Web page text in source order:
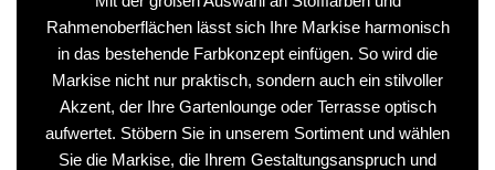
Rahmenoberflächen lässt sich Ihre Markise harmonisch
in das bestehende Farbkonzept einfügen. So wird die
Markise nicht nur praktisch, sondern auch ein stilvoller
Akzent, der Ihre Gartenlounge oder Terrasse optisch
aufwertet. Stöbern Sie in unserem Sortiment und wählen
Sie die Markise, die Ihrem Gestaltungsanspruch und